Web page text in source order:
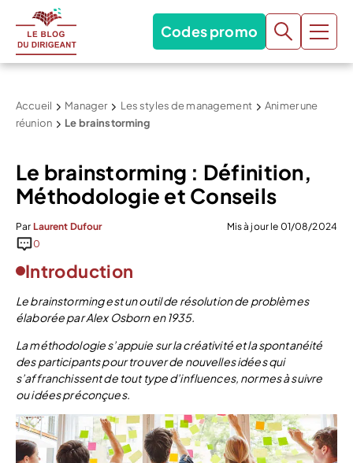
Codes promo
Accueil Manager Les styles de management
Animer une
réunion
Le brainstorming
Le brainstorming : Définition,
Méthodologie et Conseils
Par Laurent Dufour
Mis à jour le 01/08/2024
0
Introduction
Le brainstorming est un outil de résolution de problèmes
élaborée par Alex Osborn en 1935.
La méthodologie s’appuie sur la créativité et la spontanéité
des participants pour trouver de nouvelles idées qui
s’affranchissent de tout type d’influences, normes à suivre
ou idées préconçues.